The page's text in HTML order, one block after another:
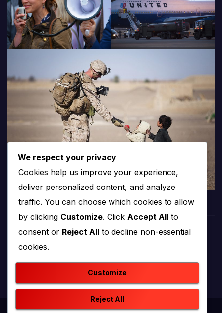
produkcija i emitiranje tv programa
We respect your privacy
Cookies help us improve your experience,
deliver personalized content, and analyze
traffic. You can choose which cookies to allow
by clicking Customize. Click Accept All to
consent or Reject All to decline non-essential
cookies.
Customize
Reject All